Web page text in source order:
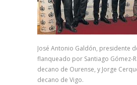
José Antonio Galdón, presidente
flanqueado por Santiago Gómez-
decano de Ourense, y Jorge
decano de Vigo.